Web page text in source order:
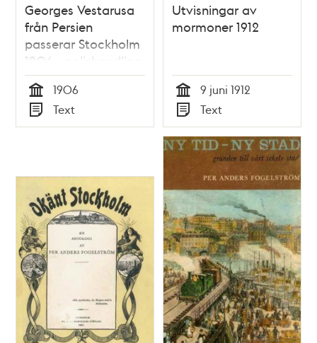
Georges Vestarusa
från Persien
passerar Stockholm
1906 - polishandling
från
utlänningsexpeditionen
Tid
1906
Typ
Text
Utvisningar av
mormoner 1912
Tid
9 juni 1912
Typ
Text